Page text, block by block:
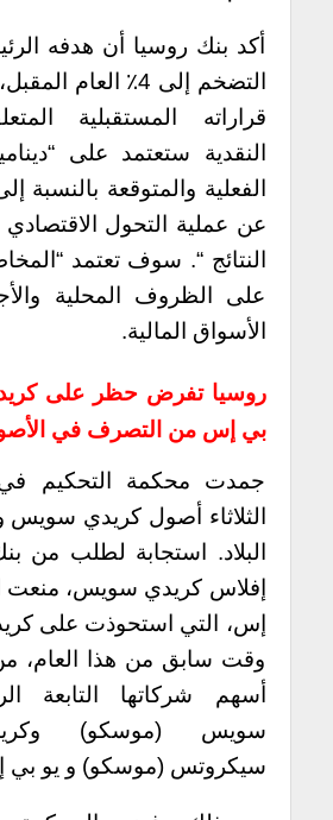
أكد بنك روسيا أن هدفه
التضخم إلى 4٪ العام
قراراته المستقبلية
النقدية ستعتمد على
الفعلية والمتوقعة بالنسبة
عن عملية التحول الاقتصادي
النتائج “. سوف تعتمد
على الظروف المحلية
الأسواق المالية.
روسيا تفرض حظر على
بي إس من التصرف في
جمدت محكمة التحكيم
الثلاثاء أصول كريدي
البلاد. استجابة لطلب من
إفلاس كريدي سويس، منعت
إس، التي استحوذت على
وقت سابق من هذا العام،
أسهم شركاتها التابعة
سويس (موسكو)
سيكروتس (موسكو) و يو بي